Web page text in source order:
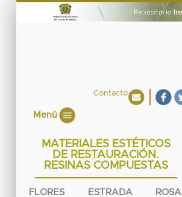
Contacto
Menú
MATERIALES ESTÉTICOS
DE RESTAURACIÓN.
RESINAS COMPUESTAS
FLORES ESTRADA ROSA